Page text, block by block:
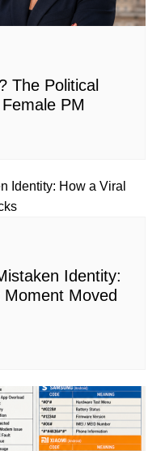
The Political
PM
Identity:
Moved